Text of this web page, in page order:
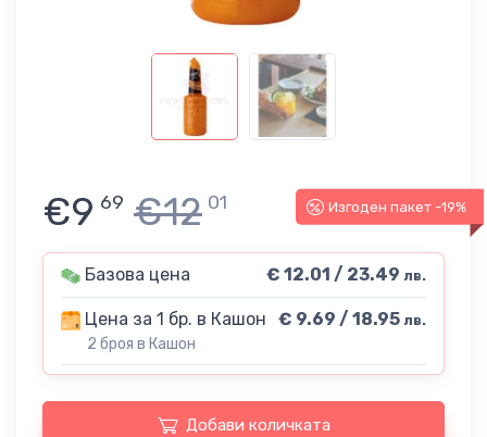
Изгоден пакет -19%
€9 69 €12 01
Базова цена € 12.01 / 23.49 лв.
Цена за 1 бр. в Кашон
2 броя в Кашон
€ 9.69 / 18.95 лв.
Добави количката